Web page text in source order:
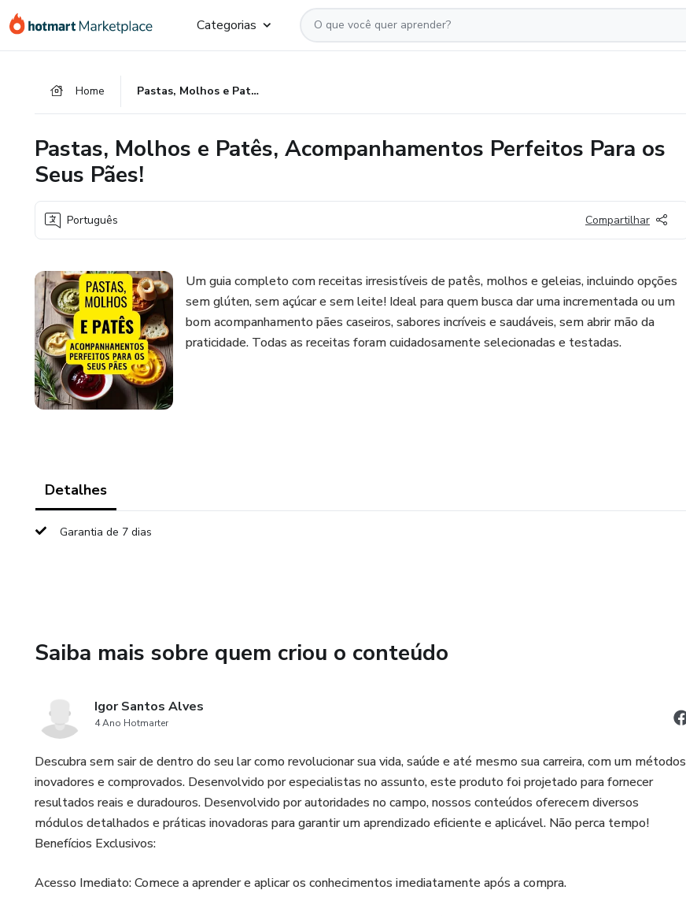
para
para
para
Categorias
Home Pastas, Molhos e Patês, Acompanhamentos Perfeitos Para os Seus Pães!
Pastas, Molhos e Patês, Acompanhamentos Perfeitos Para os
Seus Pães!
Português Compartilhar
Um guia completo com receitas irresistíveis de patês, molhos e geleias, incluindo opções
sem glúten, sem açúcar e sem leite! Ideal para quem busca dar uma incrementada ou um
bom acompanhamento pães caseiros, sabores incríveis e saudáveis, sem abrir mão da
praticidade. Todas as receitas foram cuidadosamente selecionadas e testadas.
Detalhes
Garantia de 7 dias
Saiba mais sobre quem criou o conteúdo
Igor Santos Alves
4 Ano Hotmarter
Descubra sem sair de dentro do seu lar como revolucionar sua vida, saúde e até mesmo sua carreira, com um métodos
inovadores e comprovados. Desenvolvido por especialistas no assunto, este produto foi projetado para fornecer
resultados reais e duradouros. Desenvolvido por autoridades no campo, nossos conteúdos oferecem diversos
módulos detalhados e práticas inovadoras para garantir um aprendizado eficiente e aplicável. Não perca tempo!
Benefícios Exclusivos:
Acesso Imediato: Comece a aprender e aplicar os conhecimentos imediatamente após a compra.